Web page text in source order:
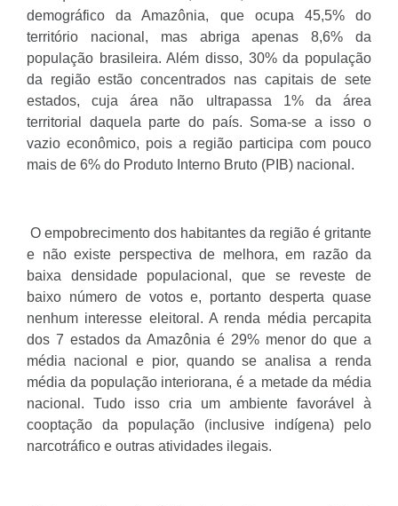
demográfico da Amazônia, que ocupa 45,5% do
território nacional, mas abriga apenas 8,6% da
população brasileira. Além disso, 30% da população
da região estão concentrados nas capitais de sete
estados, cuja área não ultrapassa 1% da área
territorial daquela parte do país. Soma-se a isso o
vazio econômico, pois a região participa com pouco
mais de 6% do Produto Interno Bruto (PIB) nacional.
O empobrecimento dos habitantes da região é gritante
e não existe perspectiva de melhora, em razão da
baixa densidade populacional, que se reveste de
baixo número de votos e, portanto desperta quase
nenhum interesse eleitoral. A renda média percapita
dos 7 estados da Amazônia é 29% menor do que a
média nacional e pior, quando se analisa a renda
média da população interiorana, é a metade da média
nacional. Tudo isso cria um ambiente favorável à
cooptação da população (inclusive indígena) pelo
narcotráfico e outras atividades ilegais.